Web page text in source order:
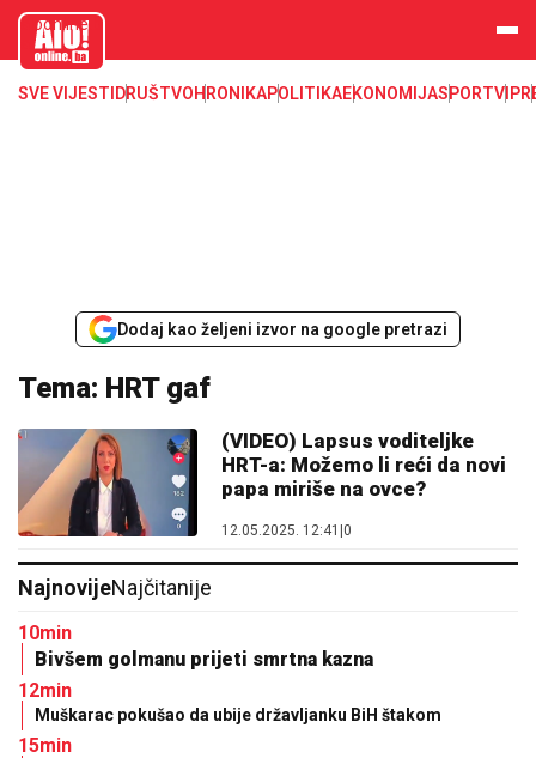
aloonline.b
SVE VIJESTI DRUŠTVOHRONIKAPOLITIKAEKONOMIJASPORTVIP
Dodaj kao željeni izvor na google pretrazi
Tema: HRT gaf
(VIDEO) Lapsus voditeljke
HRT-a: Možemo li reći da novi
papa miriše na ovce?
12.05.2025. 12:41 |0
NajnovijeNajčitanije
10min
Bivšem golmanu prijeti smrtna kazna
12min
Muškarac pokušao da ubije državljanku BiH štakom
15min